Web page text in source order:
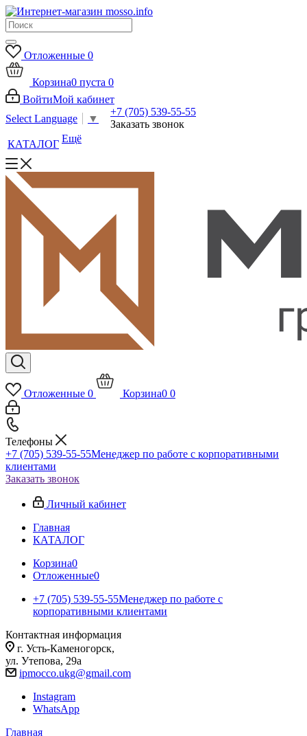
Отложенные 0
Корзина0 пуста 0
ВойтиМой кабинет
Select Language
▼
+7 (705) 539-55-55
Заказать звонок
КАТАЛОГ Ещё
Отложенные 0 Корзина0 0
Телефоны
+7 (705) 539-55-55Менеджер по работе с корпоративными
клиентами
Заказать звонок
Личный кабинет
Главная
КАТАЛОГ
Корзина0
Отложенные0
+7 (705) 539-55-55Менеджер по работе с
корпоративными клиентами
Контактная информация
г. Усть-Каменогорск,
ул. Утепова, 29а
ipmocco.ukg@gmail.com
Instagram
WhatsApp
Главная